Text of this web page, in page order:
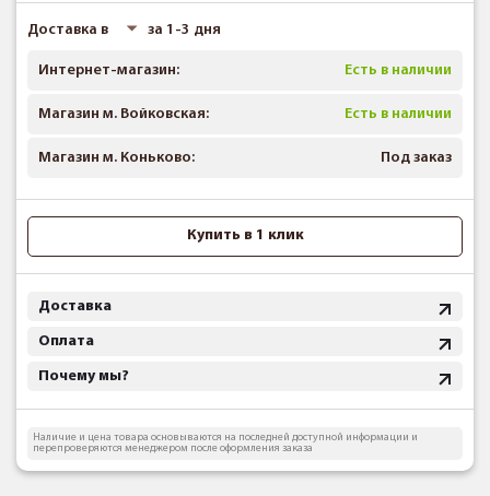
Доставка в за 1-3 дня
Интернет-магазин: Есть в наличии
Магазин м. Войковская: Есть в наличии
Магазин м. Коньково: Под заказ
Купить в 1 клик
Доставка
Оплата
Почему мы?
Наличие и цена товара основываются на последней доступной информации и
перепроверяются менеджером после оформления заказа